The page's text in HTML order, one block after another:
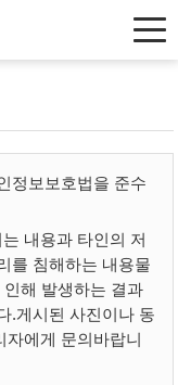
정보보호법을 준수
내용과 타인의 저
를 침해하는 내용물
해 발생하는 결과
.게시된 사진이나 동
자에게 문의바랍니